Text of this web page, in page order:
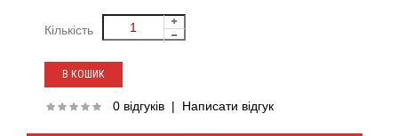
Кількість
0 відгуків | Написати відгук